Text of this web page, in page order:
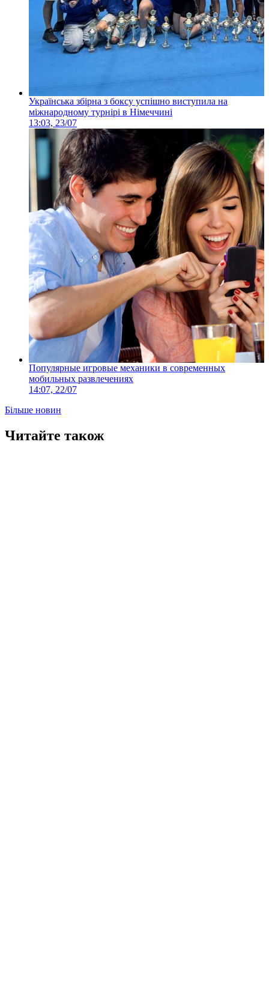
Українська збірна з боксу успішно виступила на
міжнародному турнірі в Німеччині
13:03, 23/07
Популярные игровые механики в современных
мобильных развлечениях
14:07, 22/07
Більше новин
Читайте також